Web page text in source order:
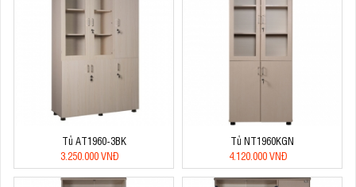
Tủ AT1960-3BK
3.250.000 VNĐ
Tủ NT1960KGN
4.120.000 VNĐ